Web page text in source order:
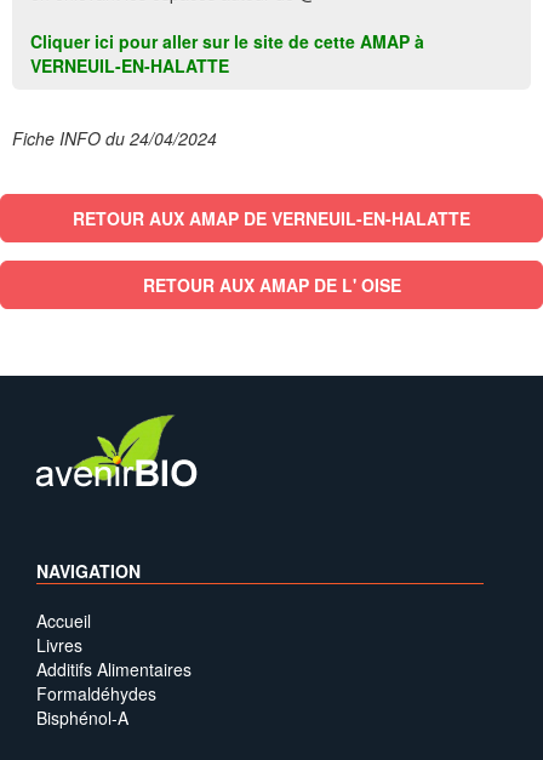
Cliquer ici pour aller sur le site de cette AMAP à
VERNEUIL-EN-HALATTE
Fiche INFO du 24/04/2024
RETOUR AUX AMAP DE VERNEUIL-EN-HALATTE
RETOUR AUX AMAP DE L' OISE
NAVIGATION
Accueil
Livres
Additifs Alimentaires
Formaldéhydes
Bisphénol-A